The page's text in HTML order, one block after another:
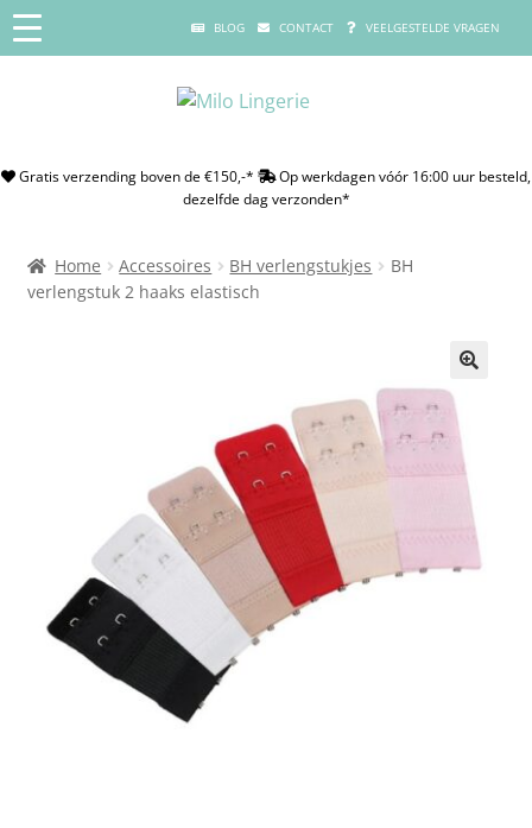
BLOG CONTACT VEELGESTELDE VRAGEN
Gratis verzending boven de €150,-*
Op werkdagen vóór 16:00 uur besteld,
dezelfde dag verzonden*
Home Accessoires BH verlengstukjes
BH
verlengstuk 2 haaks elastisch